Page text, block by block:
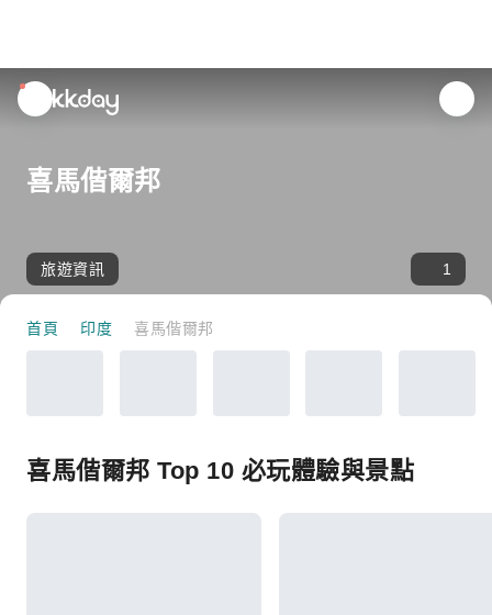
unread
notifications
喜馬偕爾邦
旅遊資訊 1
首頁 印度 喜馬偕爾邦
喜馬偕爾邦 Top 10 必玩體驗與景點